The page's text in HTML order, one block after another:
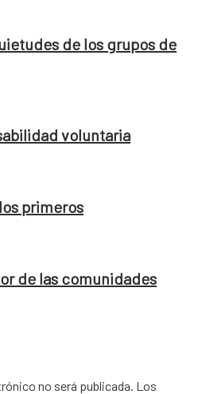
de los grupos de
voluntaria
primeros
de las comunidades
no será publicada. Los